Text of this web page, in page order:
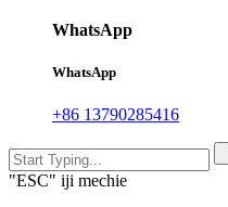
WhatsApp
WhatsApp
+86 13790285416
"ESC" iji mechie